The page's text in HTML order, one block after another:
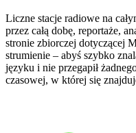
Liczne stacje radiowe na
przez całą dobę, reportaże,
stronie zbiorczej dotyczącej
strumienie – abyś szybko
języku i nie przegapił
czasowej, w której się